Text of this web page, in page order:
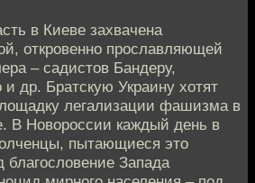
в Киеве захвачена
откровенно прославляющей
– садистов Бандеру,
др. Братскую Украину хотят
легализации фашизма в
В Новороссии каждый день в
пытающиеся это
благословение Запада